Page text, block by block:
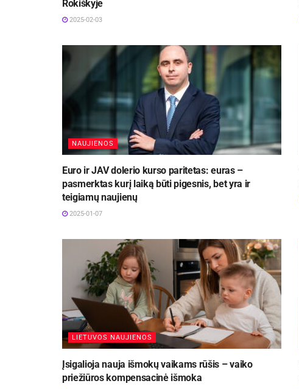
Rokiškyje
2025-02-03
NAUJIENOS
Euro ir JAV dolerio kurso paritetas: euras –
pasmerktas kurį laiką būti pigesnis, bet yra ir
teigiamų naujienų
2025-01-07
LIETUVOS NAUJIENOS
Įsigalioja nauja išmokų vaikams rūšis – vaiko
priežiūros kompensacinė išmoka